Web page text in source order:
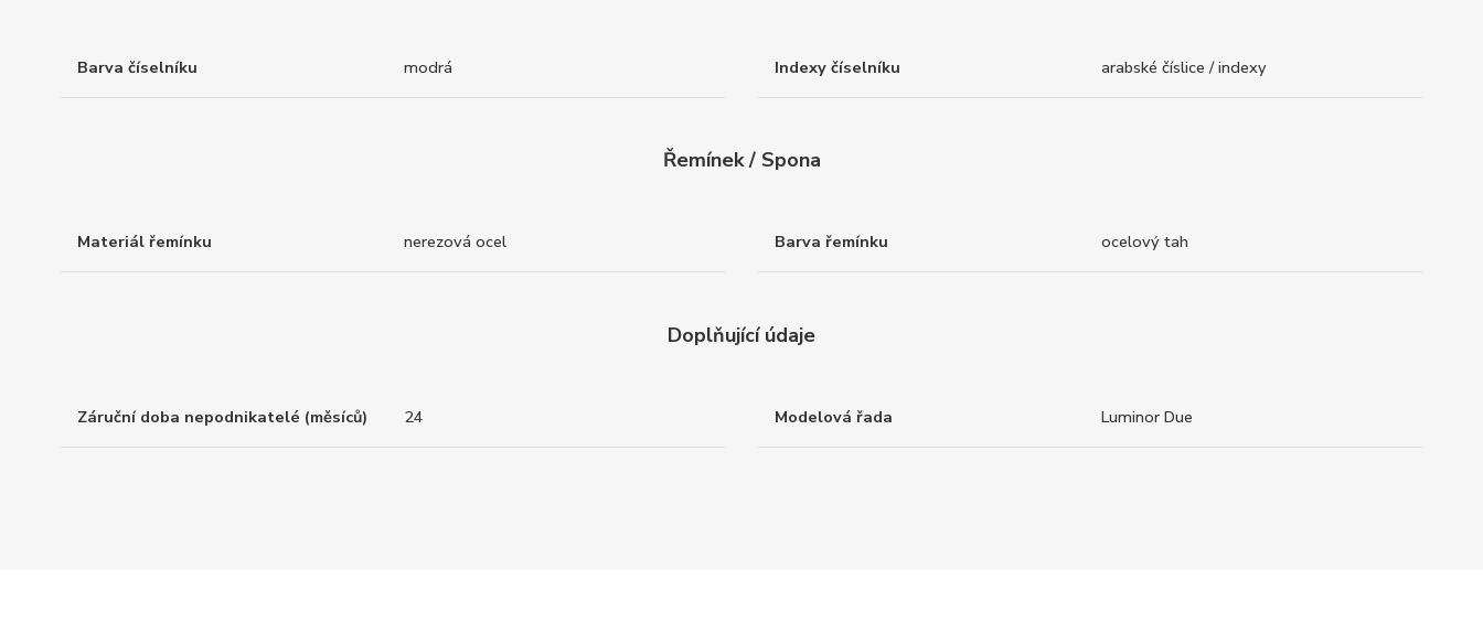
Barva číselníku modrá Indexy číselníku arabské číslice / indexy
Řemínek / Spona
Materiál řemínku nerezová ocel Barva řemínku ocelový tah
Doplňující údaje
Záruční doba nepodnikatelé (měsíců) 24 Modelová řada Luminor Due